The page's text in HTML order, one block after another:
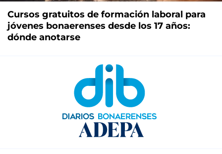
Cursos gratuitos de formación laboral para
jóvenes bonaerenses desde los 17 años:
dónde anotarse